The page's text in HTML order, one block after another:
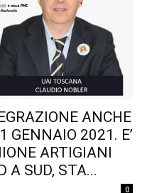
ANCHE
GENNAIO 2021. E’
ARTIGIANI
A SUD, STA...
0